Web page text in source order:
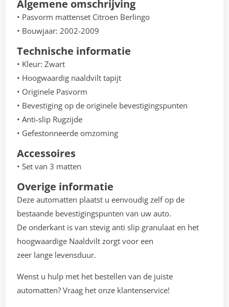
Algemene omschrijving
• Pasvorm mattenset Citroen Berlingo
• Bouwjaar: 2002-2009
Technische informatie
• Kleur: Zwart
• Hoogwaardig naaldvilt tapijt
• Originele Pasvorm
• Bevestiging op de originele bevestigingspunten
• Anti-slip Rugzijde
• Gefestonneerde omzoming
Accessoires
• Set van 3 matten
Overige informatie
Deze automatten plaatst u eenvoudig zelf op de
bestaande bevestigingspunten van uw auto.
De onderkant is van stevig anti slip granulaat en het
hoogwaardige Naaldvilt zorgt voor een
zeer lange levensduur.
Wenst u hulp met het bestellen van de juiste
automatten? Vraag het onze klantenservice!